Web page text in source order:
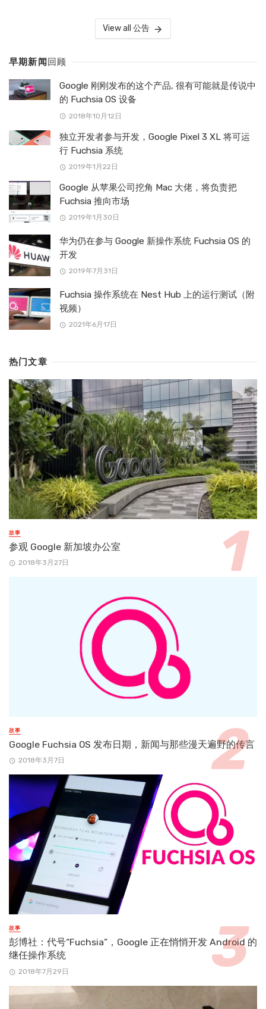
View all 公告
早期新闻 回顾
Google 刚刚发布的这个产品, 很有可能就是传说中
的 Fuchsia OS 设备
2018年10月12日
独立开发者参与开发，Google Pixel 3 XL 将可运
行 Fuchsia 系统
2019年1月22日
Google 从苹果公司挖角 Mac 大佬，将负责把
Fuchsia 推向市场
2019年1月30日
华为仍在参与 Google 新操作系统 Fuchsia OS 的
开发
2019年7月31日
Fuchsia 操作系统在 Nest Hub 上的运行测试（附
视频）
2021年6月17日
热门文章
故事
参观 Google 新加坡办公室
2018年3月27日
故事
Google Fuchsia OS 发布日期，新闻与那些漫天遍野的传言
2018年3月7日
故事
彭博社：代号“Fuchsia”，Google 正在悄悄开发 Android 的
继任操作系统
2018年7月29日